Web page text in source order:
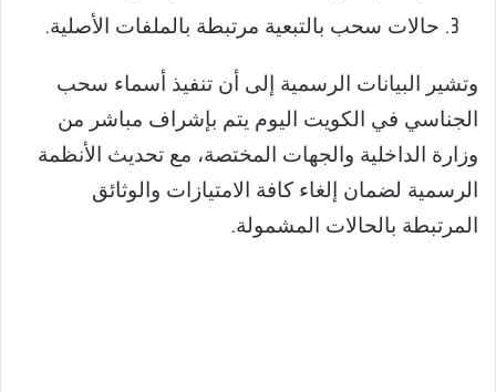
حالات سحب بالتبعية مرتبطة بالملفات الأصلية.
وتشير البيانات الرسمية إلى أن تنفيذ أسماء سحب
الجناسي في الكويت اليوم يتم بإشراف مباشر من
وزارة الداخلية والجهات المختصة، مع تحديث الأنظمة
الرسمية لضمان إلغاء كافة الامتيازات والوثائق
المرتبطة بالحالات المشمولة.